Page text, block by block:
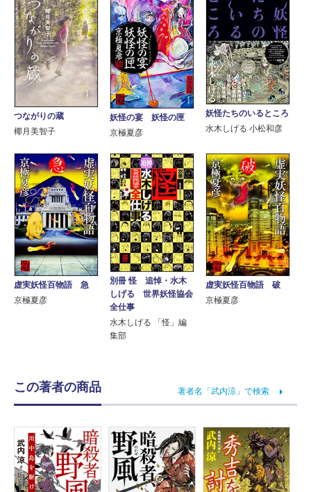
つながりの蔵
椰月美智子
妖怪の宴 妖怪の匣
京極夏彦
妖怪たちのいるところ
水木しげる 小松和彦
虚実妖怪百物語 急
京極夏彦
別冊 怪 追悼・水木
しげる 世界妖怪協会
全仕事
水木しげる 「怪」編
集部
虚実妖怪百物語 破
京極夏彦
この著者の商品 著者名「武内涼」で検索